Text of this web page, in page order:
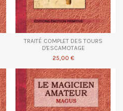
TRAITÉ COMPLET DES TOURS
D'ESCAMOTAGE
25,00 €